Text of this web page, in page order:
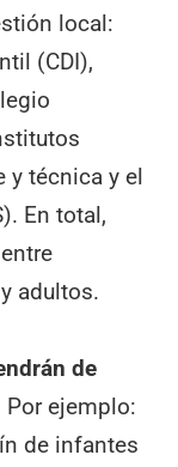
local:
(CDI),
y técnica y el
En total,
adultos.
de
Por ejemplo:
de infantes